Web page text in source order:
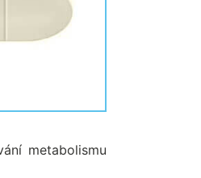
metabolismu